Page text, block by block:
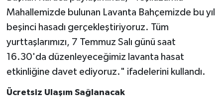
Mahallemizde bulunan Lavanta Bahçemizde bu yıl
beşinci hasadı gerçekleştiriyoruz. Tüm
yurttaşlarımızı, 7 Temmuz Salı günü saat
16.30'da düzenleyeceğimiz lavanta hasat
etkinliğine davet ediyoruz." ifadelerini kullandı.
Ücretsiz Ulaşım Sağlanacak